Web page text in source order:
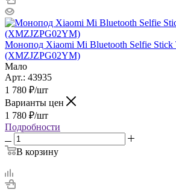
Монопод Xiaomi Mi Bluetooth Selfie
(XMZJZPG02YM)
Мало
Арт.: 43935
1 780 ₽/шт
Варианты цен
1 780 ₽/шт
Подробности
В корзину